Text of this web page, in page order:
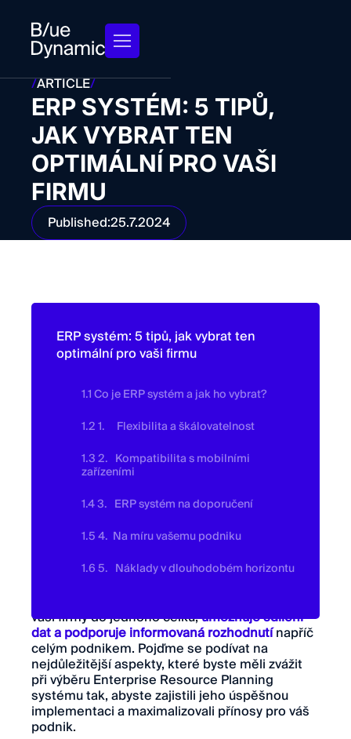
/ARTICLE/
ERP SYSTÉM: 5 TIPŮ,
JAK VYBRAT TEN
OPTIMÁLNÍ PRO VAŠI
FIRMU
Published:25.7.2024
vaší firmy do jednoho celku,umožňuje sdílení
dat a podporuje informovaná rozhodnutínapříč
celým podnikem. Pojďme se podívat na
nejdůležitější aspekty, které byste měli zvážit
při výběru Enterprise Resource Planning
systému tak, abyste zajistili jeho úspěšnou
implementaci a maximalizovali přínosy pro váš
podnik.
ERP systém: 5 tipů, jak vybrat ten
optimální pro vaši firmu
1.1 Co je ERP systém a jak ho vybrat?
1.2 1. Flexibilita a škálovatelnost
1.3 2. Kompatibilita s mobilními
zařízeními
1.4 3. ERP systém na doporučení
1.5 4. Na míru vašemu podniku
1.6 5. Náklady v dlouhodobém horizontu